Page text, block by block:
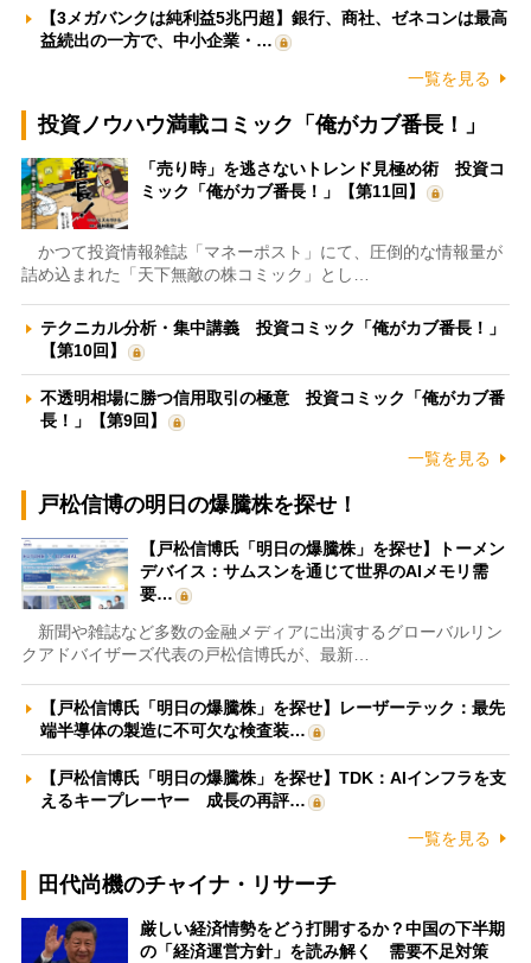
【3メガバンクは純利益5兆円超】銀行、商社、ゼネコンは最高
益続出の一方で、中小企業・…
一覧を見る
投資ノウハウ満載コミック「俺がカブ番長！」
「売り時」を逃さないトレンド見極め術 投資コ
ミック「俺がカブ番長！」【第11回】
かつて投資情報雑誌「マネーポスト」にて、圧倒的な情報量が
詰め込まれた「天下無敵の株コミック」とし…
テクニカル分析・集中講義 投資コミック「俺がカブ番長！」
【第10回】
不透明相場に勝つ信用取引の極意 投資コミック「俺がカブ番
長！」【第9回】
一覧を見る
戸松信博の明日の爆騰株を探せ！
【戸松信博氏「明日の爆騰株」を探せ】トーメン
デバイス：サムスンを通じて世界のAIメモリ需
要…
新聞や雑誌など多数の金融メディアに出演するグローバルリン
クアドバイザーズ代表の戸松信博氏が、最新…
【戸松信博氏「明日の爆騰株」を探せ】レーザーテック：最先
端半導体の製造に不可欠な検査装…
【戸松信博氏「明日の爆騰株」を探せ】TDK：AIインフラを支
えるキープレーヤー 成長の再評…
一覧を見る
田代尚機のチャイナ・リサーチ
厳しい経済情勢をどう打開するか？中国の下半期
の「経済運営方針」を読み解く 需要不足対策